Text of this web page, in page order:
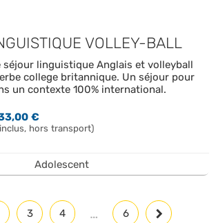
VOLLEY-BALL
séjour linguistique Anglais et volleyball
college britannique. Un séjour pour
un contexte 100% international.
€
hors transport)
Adolescent
3 4 … 6